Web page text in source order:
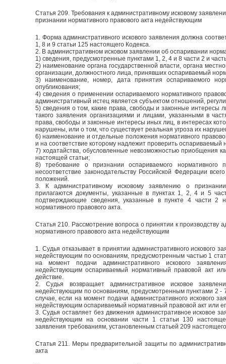
Статья 209. Требования к административному исковому
признании нормативного правового акта недействующим
1. Форма административного искового заявления должна
1, 8 и 9 статьи 125 настоящего Кодекса.
2. В административном исковом заявлении об оспаривании
1) сведения, предусмотренные пунктами 1, 2, 4 и 8 части 2 и
2) наименование органа государственной власти, органа
организации, должностного лица, принявших оспариваемый
3) наименование, номер, дата принятия оспариваемого
опубликования;
4) сведения о применении оспариваемого нормативного
административный истец является субъектом отношений,
5) сведения о том, какие права, свободы и законные интересы
такого заявления организациями и лицами, указанными в
права, свободы и законные интересы иных лиц, в интересах
нарушены, или о том, что существует реальная угроза их
6) наименование и отдельные положения нормативного
и на соответствие которому надлежит проверить
7) ходатайства, обусловленные невозможностью приобщения
настоящей статьи;
8) требование о признании оспариваемого нормативного
несоответствие законодательству Российской Федерации
положений.
3. К административному исковому заявлению о
прилагаются документы, указанные в пунктах 1, 2, 4 и 5
подтверждающие сведения, указанные в пункте 4 части 2
нормативного правового акта.
Статья 210. Рассмотрение вопроса о принятии к производству
нормативного правового акта недействующим
1. Судья отказывает в принятии административного искового
недействующим по основаниям, предусмотренным частью 1
на момент подачи административного искового
недействующим оспариваемый нормативный правовой акт
действие.
2. Судья возвращает административное исковое
недействующим по основаниям, предусмотренным пунктами 2 -
случае, если на момент подачи административного искового
недействующим оспариваемый нормативный правовой акт или
3. Судья оставляет без движения административное исковое
недействующим на основании части 1 статьи 130
заявления требованиям, установленным статьей 209
Статья 211. Меры предварительной защиты по
акта